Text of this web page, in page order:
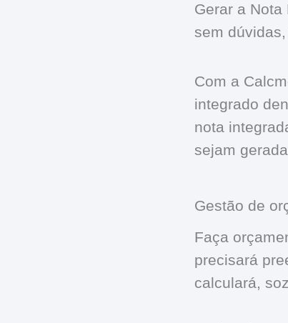
Gerar a
sem
Com a
integrado
nota
sejam
Gestão de
Faça
precisará
calculará,